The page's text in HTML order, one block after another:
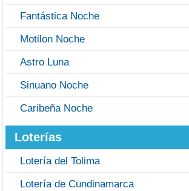
Fantástica Noche
Motilon Noche
Astro Luna
Sinuano Noche
Caribeña Noche
Loterías
Lotería del Tolima
Lotería de Cundinamarca